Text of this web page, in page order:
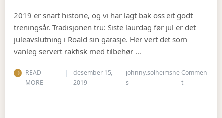
2019 er snart historie, og vi har lagt bak oss eit godt
treningsår. Tradisjonen tru: Siste laurdag før jul er det
juleavslutning i Roald sin garasje. Her vert det som
vanleg servert rakfisk med tilbehør …
READ
MORE
desember 15,
2019
johnny.solheimsne
s
Commen
ton